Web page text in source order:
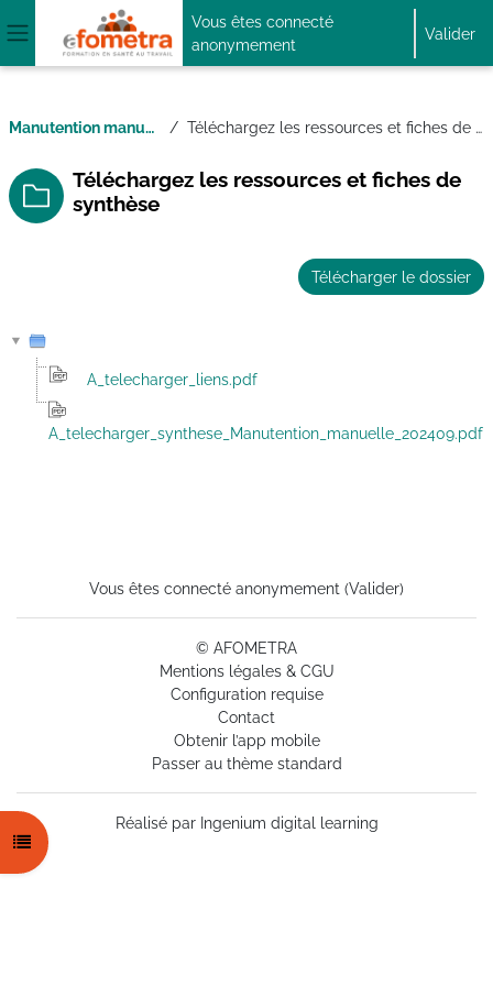
Passer au contenu principal
Panneau latéral
Vous êtes connecté
anonymement
Valider
Ouvrir l’index du cours
Manutention manuelle_2 Téléchargez les ressources et fiches de synthèse
Téléchargez les ressources et fiches de
synthèse
Télécharger le dossier
A_telecharger_liens.pdf
A_telecharger_synthese_Manutention_manuelle_202409.pdf
Vous êtes connecté anonymement (Valider)
© AFOMETRA
Mentions légales & CGU
Configuration requise
Contact
Obtenir l’app mobile
Passer au thème standard
Réalisé par Ingenium digital learning